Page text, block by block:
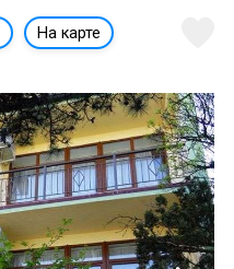
На карте